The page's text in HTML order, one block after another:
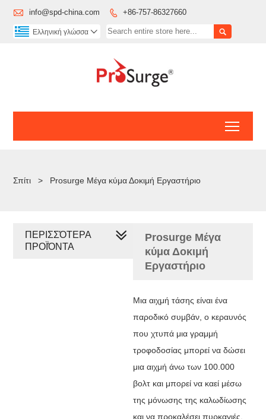
 info@spd-china.com  +86-757-86327660

Ελληνική γλώσσα 
Σπίτι > Prosurge Μέγα κύμα Δοκιμή Εργαστήριο
Prosurge Μέγα
κύμα Δοκιμή
Εργαστήριο
Μια αιχμή τάσης είναι ένα
παροδικό συμβάν, ο κεραυνός
που χτυπά μια γραμμή
τροφοδοσίας μπορεί να δώσει
μια αιχμή άνω των 100.000
βολτ και μπορεί να καεί μέσω
της μόνωσης της καλωδίωσης
και να προκαλέσει πυρκαγιές.
ΠΕΡΙΣΣΌΤΕΡΑ
ΠΡΟΪΌΝΤΑ